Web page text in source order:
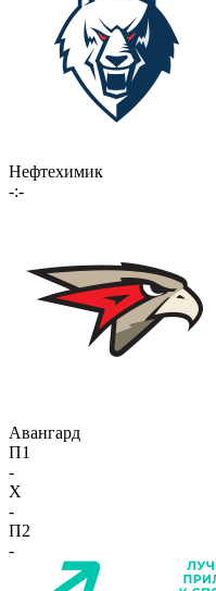
Нефтехимик
-:-
Авангард
П1
-
X
-
П2
-